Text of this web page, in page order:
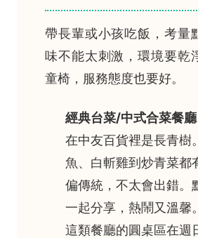
帶長輩或小孩吃飯，考量
味不能太刺激，環境要乾
童椅，服務態度也要好。
經典台菜/中式合菜餐廳
在中友百貨裡是長青樹
魚、白斬雞到炒青菜都
偏傳統，不太會出錯。
一起分享，熱鬧又溫馨
這類餐廳的圓桌區在週